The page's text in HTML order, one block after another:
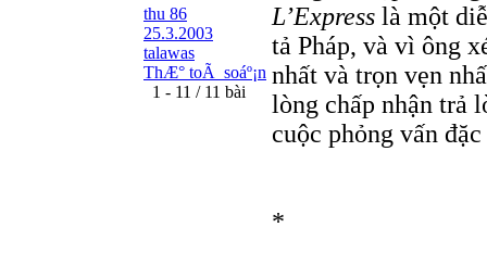
thu 86
25.3.2003
talawas
ThÆ° toÃ soáº¡n
1 - 11 / 11 bài
L’Express là một
tả Pháp, và vì ông
nhất và trọn vẹn
lòng chấp nhận trả
cuộc phỏng vấn
*